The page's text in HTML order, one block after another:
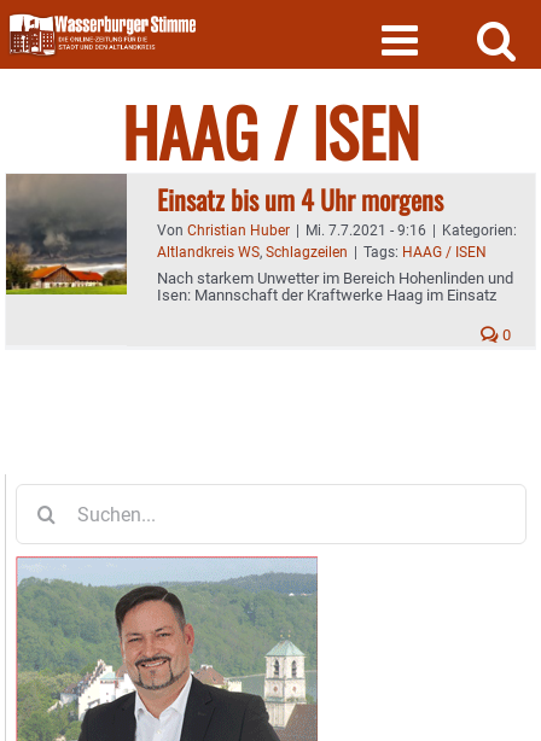
Skip
to
content
HAAG / ISEN
Einsatz bis um 4 Uhr morgens
Von Christian Huber | Mi. 7.7.2021 - 9:16 | Kategorien:
Altlandkreis WS, Schlagzeilen | Tags: HAAG / ISEN
Nach starkem Unwetter im Bereich Hohenlinden und
Isen: Mannschaft der Kraftwerke Haag im Einsatz
0
nach: